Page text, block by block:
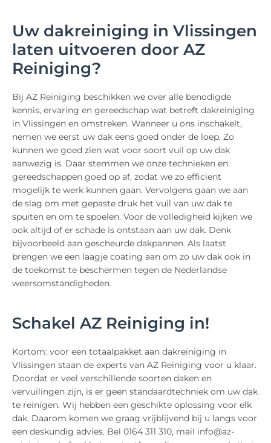
Uw dakreiniging in Vlissingen
laten uitvoeren door AZ
Reiniging?
Bij AZ Reiniging beschikken we over alle benodigde
kennis, ervaring en gereedschap wat betreft dakreiniging
in Vlissingen en omstreken. Wanneer u ons inschakelt,
nemen we eerst uw dak eens goed onder de loep. Zo
kunnen we goed zien wat voor soort vuil op uw dak
aanwezig is. Daar stemmen we onze technieken en
gereedschappen goed op af, zodat we zo efficient
mogelijk te werk kunnen gaan. Vervolgens gaan we aan
de slag om met gepaste druk het vuil van uw dak te
spuiten en om te spoelen. Voor de volledigheid kijken we
ook altijd of er schade is ontstaan aan uw dak. Denk
bijvoorbeeld aan gescheurde dakpannen. Als laatst
brengen we een laagje coating aan om zo uw dak ook in
de toekomst te beschermen tegen de Nederlandse
weersomstandigheden.
Schakel AZ Reiniging in!
Kortom: voor een totaalpakket aan dakreiniging in
Vlissingen staan de experts van AZ Reiniging voor u klaar.
Doordat er veel verschillende soorten daken en
vervuilingen zijn, is er geen standaardtechniek om uw dak
te reinigen. Wij hebben een geschikte oplossing voor elk
dak. Daarom komen we graag vrijblijvend bij u langs voor
een deskundig advies. Bel 0164 311 310, mail info@az-